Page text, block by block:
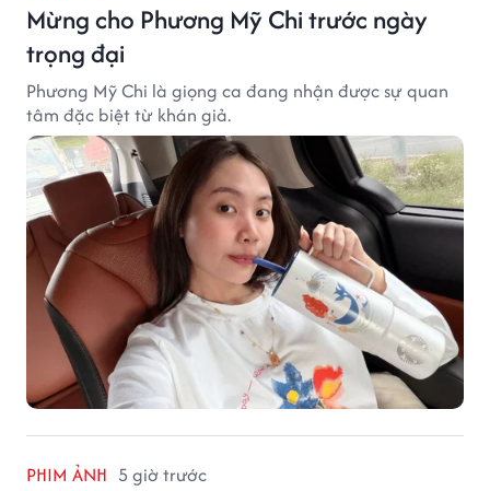
Mừng cho Phương Mỹ Chi trước ngày
trọng đại
Phương Mỹ Chi là giọng ca đang nhận được sự quan
tâm đặc biệt từ khán giả.
PHIM ẢNH 5 giờ trước